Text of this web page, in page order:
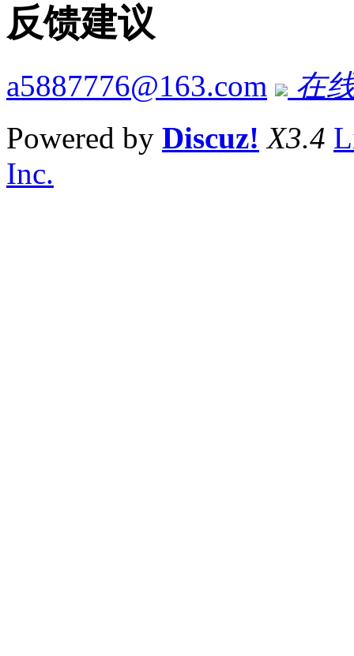
反馈建议
a5887776@163.com
在
Powered by Discuz! X3.4
Inc.